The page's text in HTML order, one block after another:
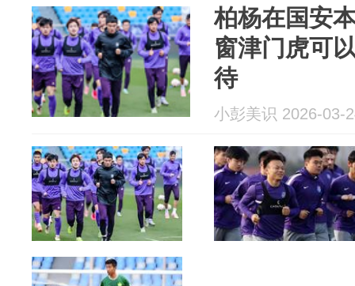
柏杨在国安
窗津门虎可
待
小彭美识 2026-03-